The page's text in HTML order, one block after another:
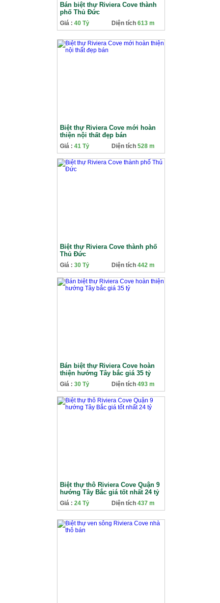
Bán biệt thự Riviera Cove thành
phố Thủ Đức
Giá : 40 Tỷ Diện tích 613 m
Biệt thự Riviera Cove mới hoàn
thiện nội thất đẹp bán
Giá : 41 Tỷ Diện tích 528 m
Biệt thự Riviera Cove thành phố
Thủ Đức
Giá : 30 Tỷ Diện tích 442 m
Bán biệt thự Riviera Cove hoàn
thiện hướng Tây bắc giá 35 tỷ
Giá : 30 Tỷ Diện tích 493 m
Biệt thự thô Riviera Cove Quận 9
hướng Tây Bắc giá tốt nhất 24 tỷ
Giá : 24 Tỷ Diện tích 437 m